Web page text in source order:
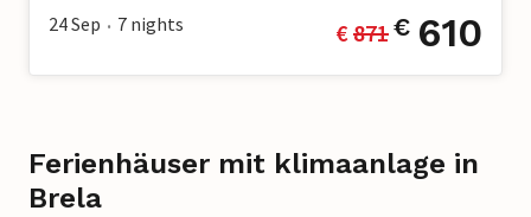
24 Sep • 7 nights € 871€ 610
Ferienhäuser mit klimaanlage in
Brela